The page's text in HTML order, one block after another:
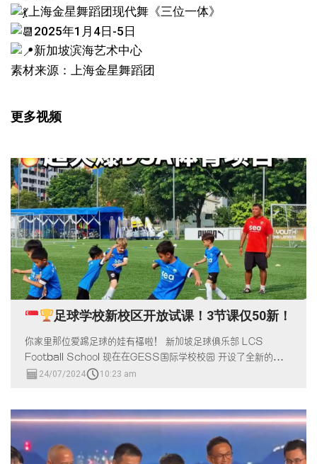
上海金星舞蹈团现代舞《三位一体》
2025年1月4日-5日
新加坡滨海艺术中心
素材来源：上海金星舞蹈团
更多视频
足球学校新校区开放试课！3节课仅50新！
你家里那位爱踢足球的娃有福啦！ 新加坡足球俱乐部 LCS
Football School 现在在GESS国际学校校园 开设了全新的足球
训练校区！
24/07/2024 10:23 am